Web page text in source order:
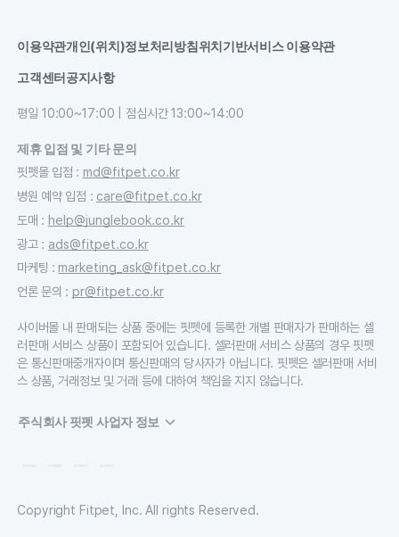
이용약관개인(위치)정보처리방침위치기반서비스 이용약관
고객센터공지사항
평일 10:00~17:00 | 점심시간 13:00~14:00
제휴 입점 및 기타 문의
핏펫몰 입점 : md@fitpet.co.kr
병원 예약 입점 : care@fitpet.co.kr
도매 : help@junglebook.co.kr
광고: ads@fitpet.co.kr
마케팅 : marketing_ask@fitpet.co.kr
언론 문의 : pr@fitpet.co.kr
사이버몰 내 판매되는 상품 중에는 핏펫에 등록한 개별 판매자가 판매하는 셀
러판매 서비스 상품이 포함되어 있습니다. 셀러판매 서비스 상품의 경우 핏펫
은 통신판매중개자이며 통신판매의 당사자가 아닙니다. 핏펫은 셀러판매 서비
스 상품, 거래정보 및 거래 등에 대하여 책임을 지지 않습니다.
주식회사 핏펫 사업자 정보
Copyright Fitpet, Inc. All rights Reserved.